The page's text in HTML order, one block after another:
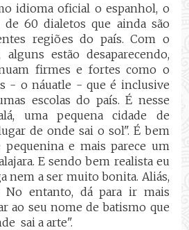
idioma oficial o espanhol, o
60 dialetos que ainda são
regiões do país. Com o
estão desaparecendo,
firmes e fortes como o
- o náuatle - que é inclusive
escolas do país. É nesse
uma pequena cidade de
de onde sai o sol". É bem
pequenina e mais parece um
E sendo bem realista eu
nem a ser muito bonita. Aliás,
No entanto, dá para ir mais
ao seu nome de batismo que
sai a arte".